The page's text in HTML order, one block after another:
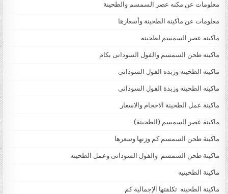
معلومات عن مكنه عصر السمسم والطحينة
معلومات عن ماكينة الطحينة وأسعارها
ماكينه عصر السمسم لطحينه
ماكينه طحن السمسم والفول السودانى بكام
ماكينه الطحينه وزبده الفول السوداني
ماكينه الطحينه وزبدة الفول السودانى
ماكينة عمل الطحينة الاحجام والاسعار
ماكينة عصر السمسم (الطحينة)
ماكينة طحن السمسم كم وزنها وسعرها
ماكينة طحن السمسم والفول السودانى وعمل الطحينه
ماكينة الطحينيه
ماكينة الطحينه تكلفتها الإجمالية كم